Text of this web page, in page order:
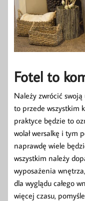
Fotel to
Należy zwrócić
to przede wszystkim
praktyce będzie to
wolał wersalkę i tym
naprawdę wiele
wszystkim należy
wyposażenia
dla wyglądu całego
więcej czasu,